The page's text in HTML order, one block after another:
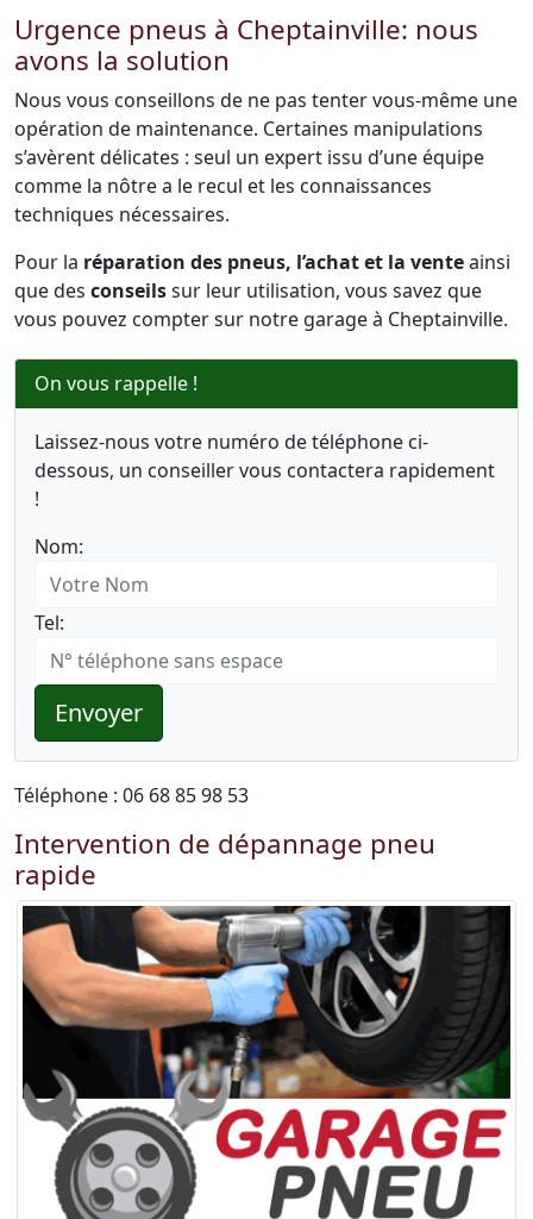
Urgence pneus à Cheptainville: nous
avons la solution
Nous vous conseillons de ne pas tenter vous-même une
opération de maintenance. Certaines manipulations
s’avèrent délicates : seul un expert issu d’une équipe
comme la nôtre a le recul et les connaissances
techniques nécessaires.
Pour la réparation des pneus, l’achat et la venteainsi
que des conseilssur leur utilisation, vous savez que
vous pouvez compter sur notre garage à Cheptainville.
On vous rappelle !
Laissez-nous votre numéro de téléphone ci-
dessous, un conseiller vous contactera rapidement
!
Nom:
Tel:
Envoyer
Téléphone : 06 68 85 98 53
Intervention de dépannage pneu
rapide